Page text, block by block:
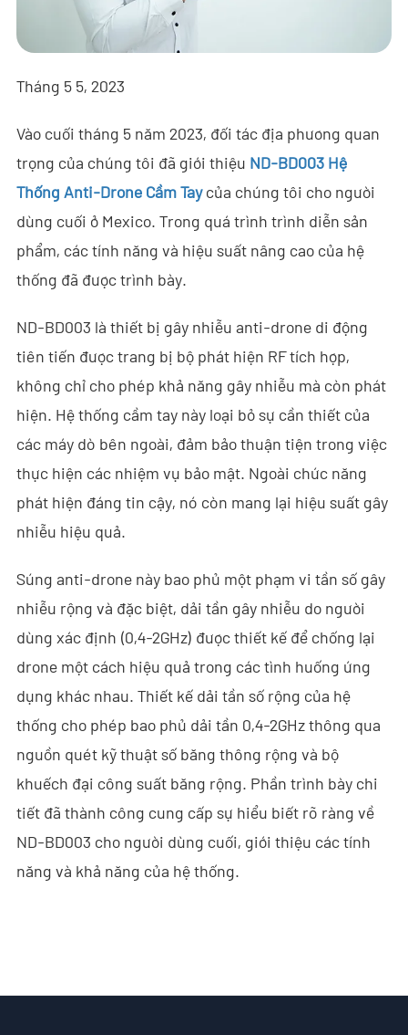
- - - ND-BR001 Ra-đa Phát Hiện Drone
- - - ND-BR014 Ra-đa Phát Hiện Drone
- - - ND-BR022 Ra-đa Phát Hiện Drone
- - Thiết Bị Gây Nhiễu Anti-Drone
- - - ND-BD002 Thiết Bị Gây Nhiễu Anti-Drone Định Hướng
- - - ND-BD008 Thiết Bị Gây Nhiễu Anti-Drone Định Hướng
Toàn Băng
- - - ND-BD018 Thiết Bị Gây Nhiễu Anti-Drone Định Hướng
- - - ND-BO004 Thiết Bị Gây Nhiễu Anti-Drone Đa Hướng
- - Camera Anti-Drone
- - Máy Dò RF Anti-Drone
- - - ND-BR002 Máy Dò RF Anti-Drone
- - - ND-BR019 Máy Dò RF Anti-Drone Cầm Tay
- - Hệ Thống Giả Mạo GPS
- Hệ Thống Ra-đa Nhìn Xuyên Tường
- - ND-SV003 Hệ Thống Ra-đa Xuyên Tường
- - ND-SV004 Hệ Thống Ra-đa Xuyên Tường Di Động
- - ND-SV007 Hệ Thống Ra-đa Xuyên Tường 2D Cầm Tay
Tháng 5 5, 2023
Vào cuối tháng 5 năm 2023, đối tác địa phương quan
trọng của chúng tôi đã giới thiệu ND-BD003 Hệ
Thống Anti-Drone Cầm Taycủa chúng tôi cho người
dùng cuối ở Mexico. Trong quá trình trình diễn sản
phẩm, các tính năng và hiệu suất nâng cao của hệ
thống đã được trình bày.
ND-BD003 là thiết bị gây nhiễu anti-drone di động
tiên tiến được trang bị bộ phát hiện RF tích hợp,
không chỉ cho phép khả năng gây nhiễu mà còn phát
hiện. Hệ thống cầm tay này loại bỏ sự cần thiết của
các máy dò bên ngoài, đảm bảo thuận tiện trong việc
thực hiện các nhiệm vụ bảo mật. Ngoài chức năng
phát hiện đáng tin cậy, nó còn mang lại hiệu suất gây
nhiễu hiệu quả.
Súng anti-drone này bao phủ một phạm vi tần số gây
nhiễu rộng và đặc biệt, dải tần gây nhiễu do người
dùng xác định (0,4-2GHz) được thiết kế để chống lại
drone một cách hiệu quả trong các tình huống ứng
dụng khác nhau. Thiết kế dải tần số rộng của hệ
thống cho phép bao phủ dải tần 0,4-2GHz thông qua
nguồn quét kỹ thuật số băng thông rộng và bộ
khuếch đại công suất băng rộng. Phần trình bày chi
tiết đã thành công cung cấp sự hiểu biết rõ ràng về
ND-BD003 cho người dùng cuối, giới thiệu các tính
năng và khả năng của hệ thống.